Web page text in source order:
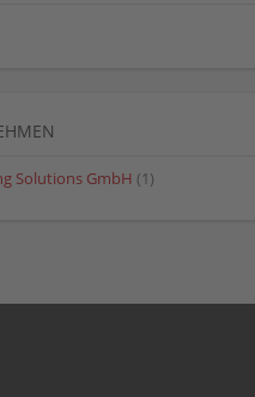
Solutions GmbH (1)